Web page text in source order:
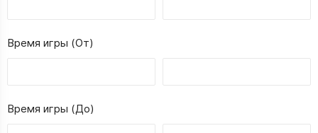
Время игры (От)
Время игры (До)